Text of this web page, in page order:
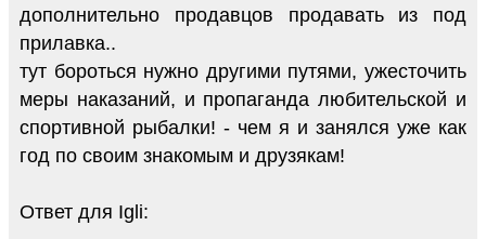
дополнительно продавцов продавать из под
прилавка..
тут бороться нужно другими путями, ужесточить
меры наказаний, и пропаганда любительской и
спортивной рыбалки! - чем я и занялся уже как
год по своим знакомым и друзякам!
Ответ для Igli: